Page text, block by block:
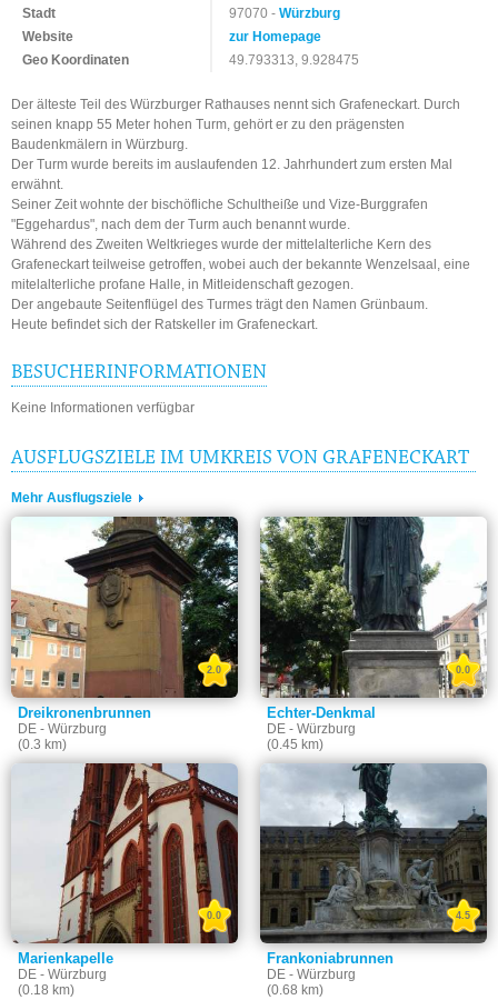
Stadt
97070 -Würzburg
Website
zur Homepage
Geo Koordinaten
49.793313, 9.928475
Der älteste Teil des Würzburger Rathauses nennt sich Grafeneckart. Durch
seinen knapp 55 Meter hohen Turm, gehört er zu den prägensten
Baudenkmälern in Würzburg.
Der Turm wurde bereits im auslaufenden 12. Jahrhundert zum ersten Mal
erwähnt.
Seiner Zeit wohnte der bischöfliche Schultheiße und Vize-Burggrafen
"Eggehardus", nach dem der Turm auch benannt wurde.
Während des Zweiten Weltkrieges wurde der mittelalterliche Kern des
Grafeneckart teilweise getroffen, wobei auch der bekannte Wenzelsaal, eine
mitelalterliche profane Halle, in Mitleidenschaft gezogen.
Der angebaute Seitenflügel des Turmes trägt den Namen Grünbaum.
Heute befindet sich der Ratskeller im Grafeneckart.
BESUCHERINFORMATIONEN
Keine Informationen verfügbar
AUSFLUGSZIELE IM UMKREIS VON GRAFENECKART
Mehr Ausflugsziele
Dreikronenbrunnen
DE - Würzburg
(0.3 km)
2.0
Echter-Denkmal
DE - Würzburg
(0.45 km)
0.0
Marienkapelle
DE - Würzburg
(0.18 km)
0.0
Frankoniabrunnen
DE - Würzburg
(0.68 km)
4.5